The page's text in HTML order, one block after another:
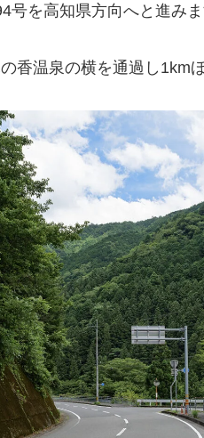
を高知県方向へと進みま
香温泉の横を通過し1km